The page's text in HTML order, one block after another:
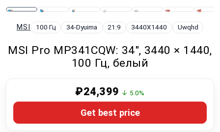
Home
Search
Categories
Brands
MSI 100 Гц 34-Dyuima 21:9 3440X1440 Uwqhd
MSI Pro MP341CQW: 34", 3440 × 1440,
100 Гц, белый
₽24,399 ↓ 5.0%
Get best price